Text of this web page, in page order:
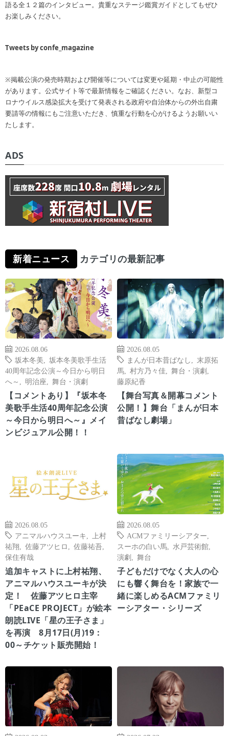
語る全１２篇のインタビュー。貴重なステージ鑑賞ガイドとしてもぜひ
お楽しみください。
Tweets by confe_magazine
※掲載公演の発売時期および開催等については変更や延期・中止の可能性
があります。公式サイト等で最新情報をご確認ください。なお、新型コ
ロナウイルス感染拡大を受けて発表される政府や自治体からの外出自粛
要請等の情報にもご注意いただき、慎重な行動を心がけるようお願いい
たします。
ADS
新着ニュース カテゴリの最新記事
2026.08.06
坂本冬美
坂本冬美歌手生活
40周年記念公演～今日から明日
へ～
明治座 舞台・演劇
【コメントあり】『坂本冬
美歌手生活40周年記念公演
～今日から明日へ～』メイ
ンビジュアル公開！！
2026.08.05
まんが日本昔ばなし
末原拓
馬
村方乃々佳 舞台・演劇
藤原紀香
【舞台写真＆開幕コメント
公開！】舞台「まんが日本
昔ばなし劇場」
2026.08.05
アニマルハウスユーキ
上村
祐翔
佐藤アツヒロ 佐藤祐吾
保住有哉
追加キャストに上村祐翔、
アニマルハウスユーキが決
定！ 佐藤アツヒロ主宰
「PEaCE PROJECT」が絵本
朗読LIVE「星の王子さま」
を再演 8月17日(月)19：
00～チケット販売開始！
2026.08.05
ACMファミリーシアター
スーホの白い馬
水戸芸術館
演劇
舞台
子どもだけでなく大人の心
にも響く舞台を！家族で一
緒に楽しめるACMファミリ
ーシアター・シリーズ